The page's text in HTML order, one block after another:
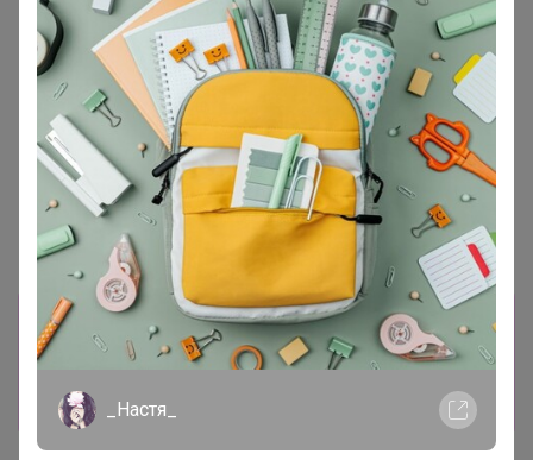
Информация о заказах доступна
лишь членам клуба
_Настя_